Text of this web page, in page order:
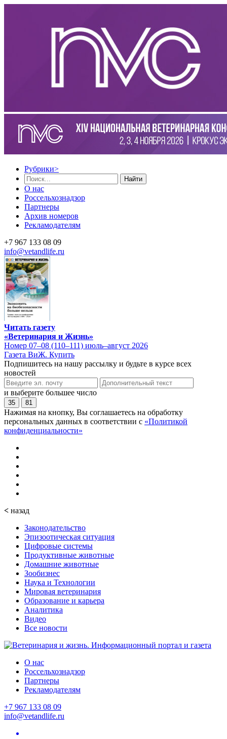
Рубрики>
Найти
О нас
Россельхознадзор
Партнеры
Архив номеров
Рекламодателям
+7 967 133 08 09
info@vetandlife.ru
Читать газету
«Ветеринария и Жизнь»
Номер 07–08 (110–111) июль–август 2026
Газета ВиЖ. Купить
Подпишитесь на нашу рассылку и будьте в курсе всех
новостей
и выберите большее число
35 81
Нажимая на кнопку, Вы соглашаетесь на обработку
персональных данных в соответствии с «Политикой
конфиденциальности»
< назад
Законодательство
Эпизоотическая ситуация
Цифровые системы
Продуктивные животные
Домашние животные
Зообизнес
Наука и Технологии
Мировая ветеринария
Образование и карьера
Аналитика
Видео
Все новости
О нас
Россельхознадзор
Партнеры
Рекламодателям
+7 967 133 08 09
info@vetandlife.ru